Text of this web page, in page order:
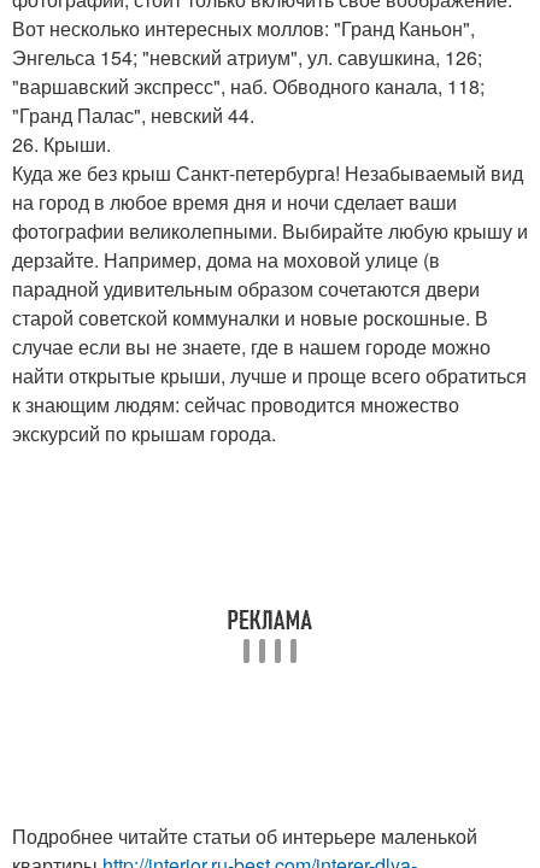
Вот несколько интересных моллов: "Гранд Каньон",
Энгельса 154; "невский атриум", ул. савушкина, 126;
"варшавский экспресс", наб. Обводного канала, 118;
"Гранд Палас", невский 44.
26. Крыши.
Куда же без крыш Санкт-петербурга! Незабываемый вид
на город в любое время дня и ночи сделает ваши
фотографии великолепными. Выбирайте любую крышу и
дерзайте. Например, дома на моховой улице (в
парадной удивительным образом сочетаются двери
старой советской коммуналки и новые роскошные. В
случае если вы не знаете, где в нашем городе можно
найти открытые крыши, лучше и проще всего обратиться
к знающим людям: сейчас проводится множество
экскурсий по крышам города.
Подробнее читайте статьи об интерьере маленькой